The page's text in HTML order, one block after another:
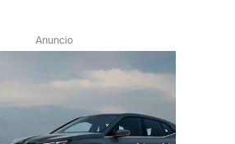
Anuncio